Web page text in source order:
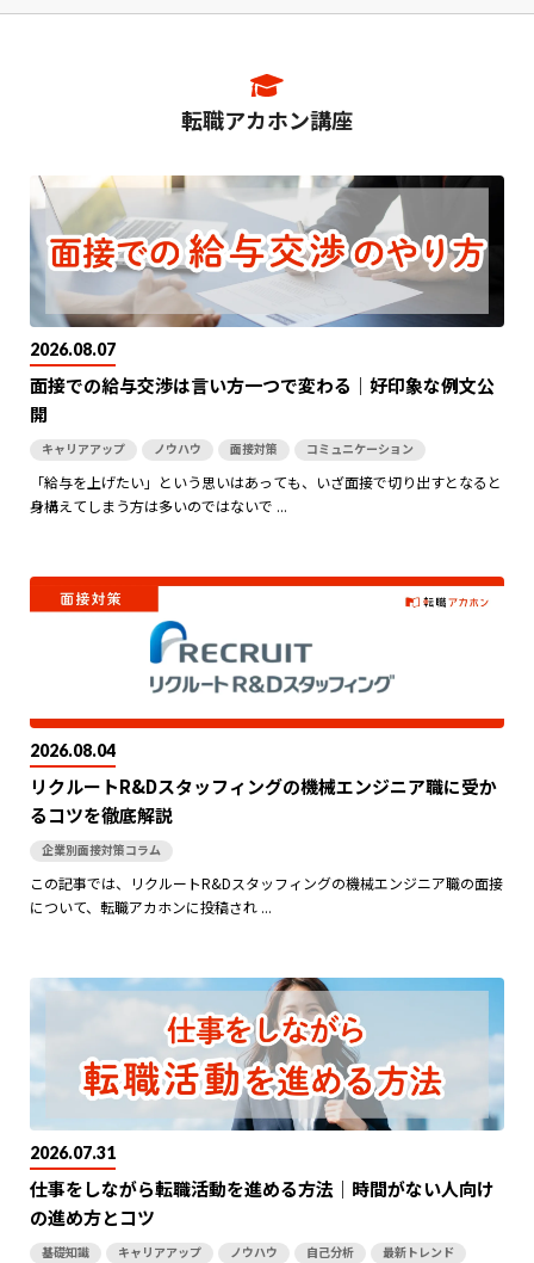
転職アカホン講座
2026.08.07
面接での給与交渉は言い方一つで変わる｜好印象な例文公
開
キャリアアップ ノウハウ 面接対策 コミュニケーション
「給与を上げたい」という思いはあっても、いざ面接で切り出すとなると
身構えてしまう方は多いのではないで ...
2026.08.04
リクルートR&Dスタッフィングの機械エンジニア職に受か
るコツを徹底解説
企業別面接対策コラム
この記事では、リクルートR&Dスタッフィングの機械エンジニア職の面接
について、転職アカホンに投稿され ...
2026.07.31
仕事をしながら転職活動を進める方法｜時間がない人向け
の進め方とコツ
基礎知識 キャリアアップ ノウハウ 自己分析
最新トレンド